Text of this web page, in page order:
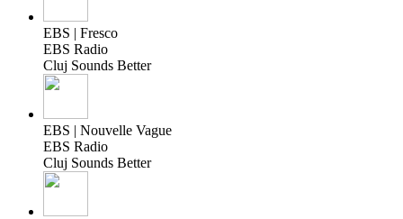
EBS | Fresco
EBS Radio
Cluj Sounds Better
EBS | Nouvelle Vague
EBS Radio
Cluj Sounds Better